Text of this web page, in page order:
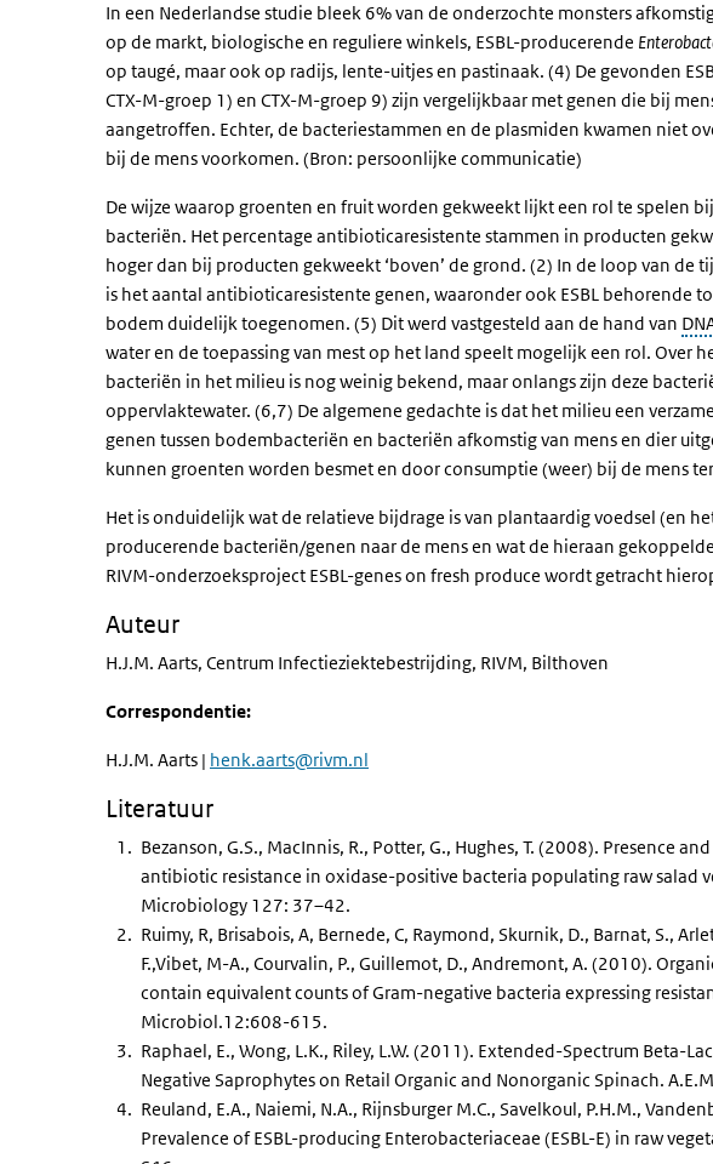
In een Nederlandse studie bleek 6% van de onderzochte monsters
op de markt, biologische en reguliere winkels, ESBL-producerende
op taugé, maar ook op radijs, lente-uitjes en pastinaak. (4) De gevonden
CTX-M-groep 1) en CTX-M-groep 9) zijn vergelijkbaar met genen die bij
aangetroffen. Echter, de bacteriestammen en de plasmiden kwamen niet
bij de mens voorkomen. (Bron: persoonlijke communicatie)
De wijze waarop groenten en fruit worden gekweekt lijkt een rol te spelen
bacteriën. Het percentage antibioticaresistente stammen in producten
hoger dan bij producten gekweekt ‘boven’ de grond. (2) In de loop van
is het aantal antibioticaresistente genen, waaronder ook ESBL behorende
bodem duidelijk toegenomen. (5) Dit werd vastgesteld aan de hand van
water en de toepassing van mest op het land speelt mogelijk een rol. Over
bacteriën in het milieu is nog weinig bekend, maar onlangs zijn deze
oppervlaktewater. (6,7) De algemene gedachte is dat het milieu een
genen tussen bodembacteriën en bacteriën afkomstig van mens en dier
kunnen groenten worden besmet en door consumptie (weer) bij de mens
Het is onduidelijk wat de relatieve bijdrage is van plantaardig voedsel (en
producerende bacteriën/genen naar de mens en wat de hieraan
RIVM-onderzoeksproject ESBL-genes on fresh produce wordt getracht
Auteur
H.J.M. Aarts, Centrum Infectieziektebestrijding, RIVM, Bilthoven
Correspondentie:
H.J.M. Aarts | henk.aarts@rivm.nl
Literatuur
Bezanson, G.S., MacInnis, R., Potter, G., Hughes, T. (2008). Presence
antibiotic resistance in oxidase-positive bacteria populating raw salad
Microbiology 127: 37–42.
Ruimy, R, Brisabois, A, Bernede, C, Raymond, Skurnik, D., Barnat, S.,
F.,Vibet, M-A., Courvalin, P., Guillemot, D., Andremont, A. (2010).
contain equivalent counts of Gram-negative bacteria expressing
Microbiol.12:608-615.
Raphael, E., Wong, L.K., Riley, L.W. (2011). Extended-Spectrum Beta-
Negative Saprophytes on Retail Organic and Nonorganic Spinach.
Reuland, E.A., Naiemi, N.A., Rijnsburger M.C., Savelkoul, P.H.M.,
Prevalence of ESBL-producing Enterobacteriaceae (ESBL-E) in raw